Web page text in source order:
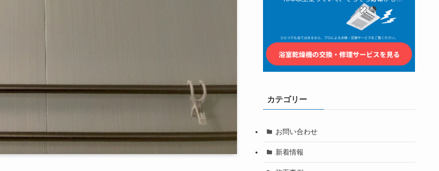
カテゴリー
お問い合わせ
新着情報